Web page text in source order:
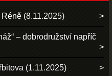
(8.11.2025)
– dobrodružství napříč
(1.11.2025)